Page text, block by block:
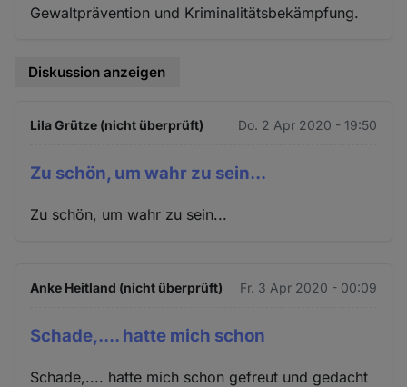
Gewaltprävention und Kriminalitätsbekämpfung.
Diskussion anzeigen
Lila Grütze (nicht überprüft) Do. 2 Apr 2020 - 19:50
Zu schön, um wahr zu sein...
Zu schön, um wahr zu sein...
Anke Heitland (nicht überprüft) Fr. 3 Apr 2020 - 00:09
Schade,.... hatte mich schon
Schade,.... hatte mich schon gefreut und gedacht